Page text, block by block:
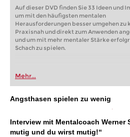
Auf dieser DVD finden Sie 33 Ideen und
um mit den häufigsten mentalen
Herausforderungen besser umgehen zu
Praxisnah und direkt zum Anwenden
und um mit mehr mentaler Stärke
Schach zu spielen.
Mehr...
Angsthasen spielen zu wenig
Interview mit Mentalcoach Werner
mutig und du wirst mutig!“